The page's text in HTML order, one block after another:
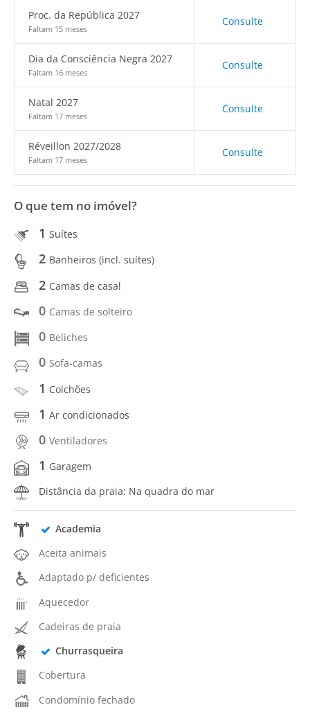
Proc. da República 2027
Faltam 15 meses
Consulte
Dia da Consciência Negra 2027
Faltam 16 meses
Consulte
Natal 2027
Faltam 17 meses
Consulte
Réveillon 2027/2028
Faltam 17 meses
Consulte
O que tem no imóvel?
1 Suítes
2 Banheiros (incl. suítes)
2 Camas de casal
0 Camas de solteiro
0 Beliches
0 Sofa-camas
1 Colchões
1 Ar condicionados
0 Ventiladores
1 Garagem
Distância da praia: Na quadra do mar
Academia
Aceita animais
Adaptado p/ deficientes
Aquecedor
Cadeiras de praia
Churrasqueira
Cobertura
Condomínio fechado